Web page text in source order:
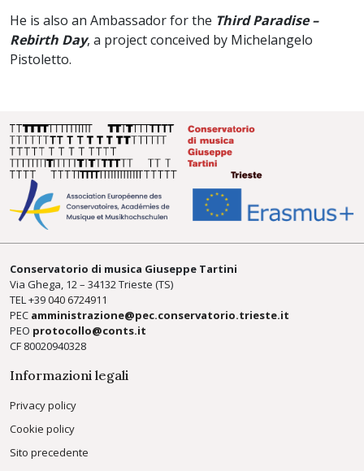
He is also an Ambassador for the Third Paradise –
Rebirth Day, a project conceived by Michelangelo
Pistoletto.
Conservatorio di musica Giuseppe Tartini
Via Ghega, 12 – 34132 Trieste (TS)
TEL +39040 6724911
PEC amministrazione@pec.conservatorio.trieste.it
PEO protocollo@conts.it
CF 80020940328
Informazioni legali
Privacy policy
Cookie policy
Sito precedente